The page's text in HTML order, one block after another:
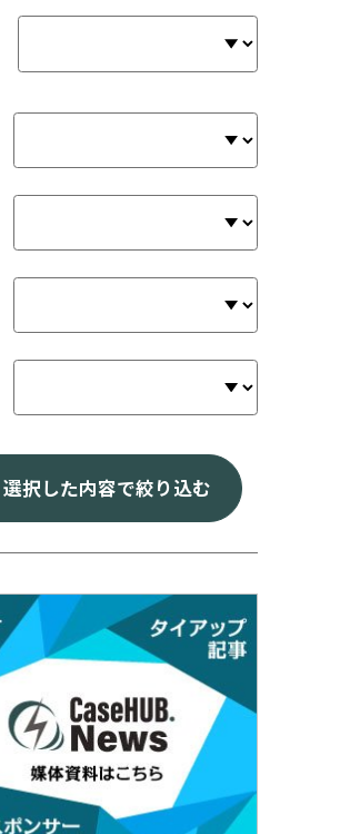
選択した内容で絞り込む